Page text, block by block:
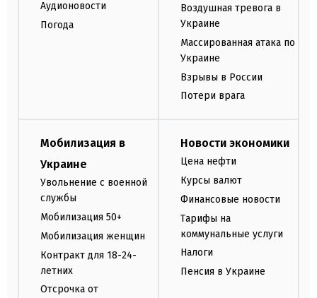
Аудионовости
Погода
Воздушная тревога в
Украине
Массированная атака по
Украине
Взрывы в России
Потери врага
Мобилизация в
Украине
Увольнение с военной
службы
Мобилизация 50+
Мобилизация женщин
Контракт для 18-24-
летних
Отсрочка от
Новости экономики
Цена нефти
Курсы валют
Финансовые новости
Тарифы на
коммунальные услуги
Налоги
Пенсия в Украине